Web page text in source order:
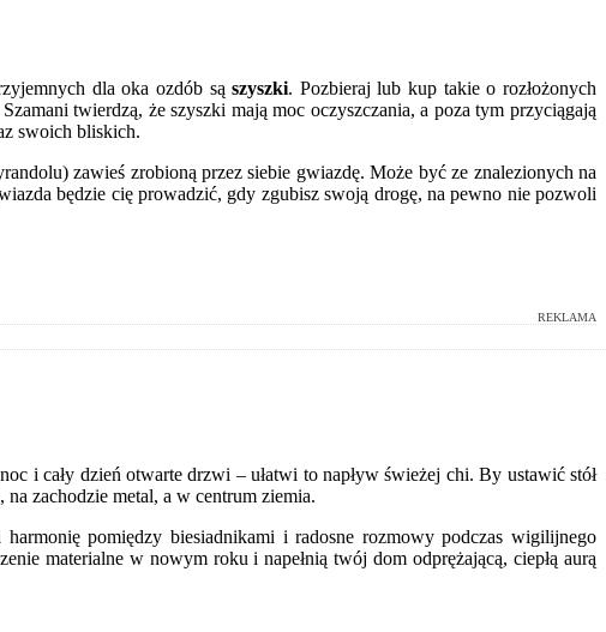
dla oka ozdób sąszyszki. Pozbieraj lub kup takie o rozłożonych
twierdzą, że szyszki mają moc oczyszczania, a poza tym przyciągają
swoich bliskich.
zawieś zrobioną przez siebie gwiazdę. Może być ze znalezionych na
będzie cię prowadzić, gdy zgubisz swoją drogę, na pewno nie pozwoli
REKLAMA
i cały dzień otwarte drzwi – ułatwi to napływ świeżej chi. By ustawić stół
zachodzie metal, a w centrum ziemia.
pomiędzy biesiadnikami i radosne rozmowy podczas wigilijnego
materialne w nowym roku i napełnią twój dom odprężającą, ciepłą aurą